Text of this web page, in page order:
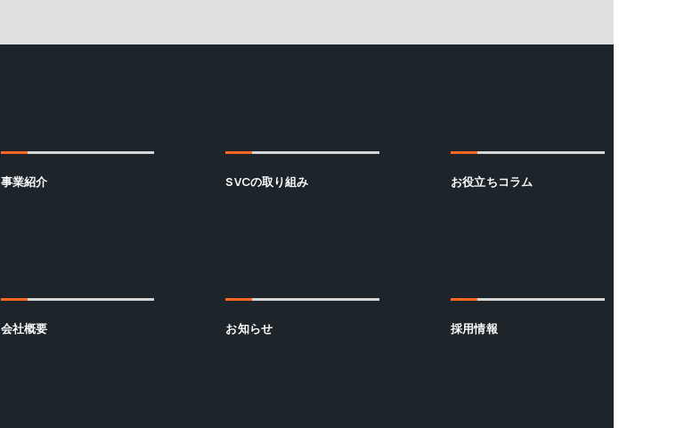
事業紹介 SVCの取り組み お役立ちコラム
会社概要 お知らせ 採用情報